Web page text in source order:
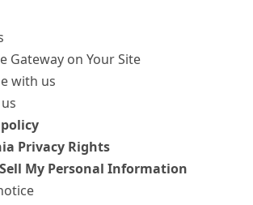
Gateway on Your Site
with us
Privacy Rights
My Personal Information